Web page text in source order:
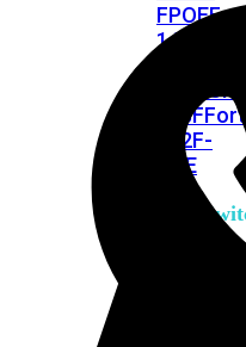
FPOE
148F
108F
112F-
POE